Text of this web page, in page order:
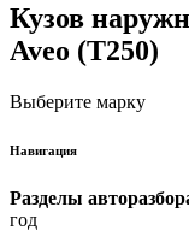
Кузов
Aveo (T250)
Выберите марку
Навигация
Разделы
год